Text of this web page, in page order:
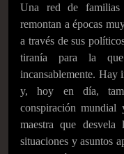
Una red de familias
remontan a épocas
a través de sus
tiranía para la
incansablemente. Hay
y, hoy en día,
conspiración
maestra que desvela
situaciones y asuntos